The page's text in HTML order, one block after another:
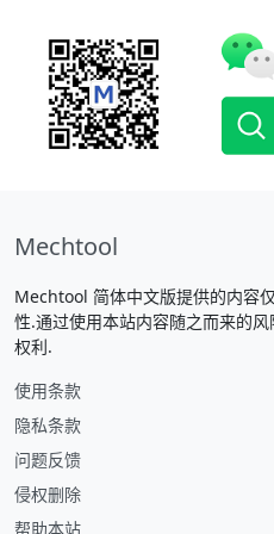
Mechtool
Mechtool 简体中文版提供的内容
性.通过使用本站内容随之而来的
权利.
使用条款
隐私条款
问题反馈
侵权删除
帮助本站